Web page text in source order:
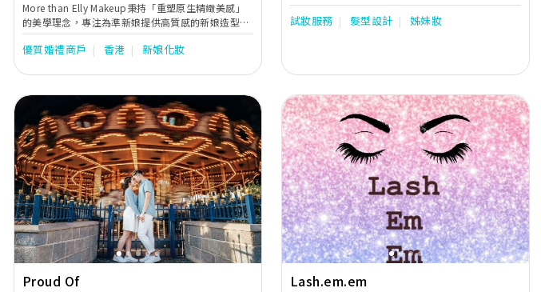
More than Elly Makeup秉持「重塑原生精緻美感」
的美學理念，專注為準新娘提供高質感的新娘造型服
務。化妝師Elly薈萃日、韓、台三地權威機構資深認
證，重視根據新娘的原生五官與氣質，打造專屬且耐
劃」與「極致細膩的全天候隨侍跟妝」享譽口碑，杜
絕任何不確定性，讓新娘在從容且安心的狀態下完成
人生中的大日子。 【前瞻性造型規劃！告別不確定
性，拒絕「開盲盒」風險】 深度一對一造型會議：
婚禮前特設專屬溝通環節，絕非單純試妝！化妝師會
與新娘深入對接，從婚紗禮服剪裁、宴會場地風格到
現場燈光呈現，全方位評估並敲定每個環節的造型方
向。 100% 具象化預覽，完美掌控細節： 於大日子
前將每一個流程的妝容色調、髮型結構及飾品搭配完
整規劃，讓新娘對婚禮當天的每個登場造型都有絕對
的清晰度與信心，徹底告別「開盲盒」式的備嫁焦
慮。 整體視覺美學協調： 不只專注於面部妝容，更
以整體造型師（Overall Stylist）的角度，為新娘提供
禮服挑選、飾品風格的專業搭配建議，呈現和諧的視
覺效果。 【日韓台技術融合｜打造耐看高級妝感】
優質婚禮商戶 香港 新娘化妝
試妝服務 髮型設計 姊妹妝
Previous Next
Proud Of
Previous Next
Lash.em.em